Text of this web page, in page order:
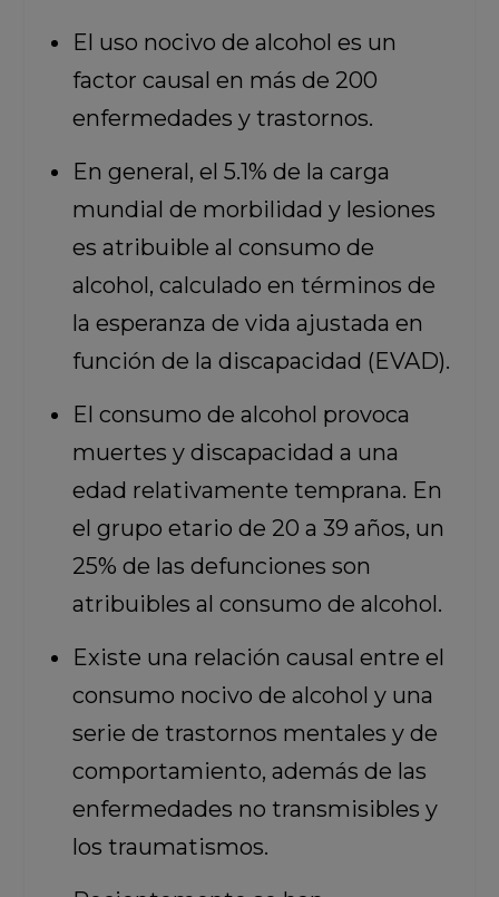
El uso nocivo de alcohol es un
factor causal en más de 200
enfermedades y trastornos.
En general, el 5.1% de la carga
mundial de morbilidad y lesiones
es atribuible al consumo de
alcohol, calculado en términos de
la esperanza de vida ajustada en
función de la discapacidad (EVAD).
El consumo de alcohol provoca
muertes y discapacidad a una
edad relativamente temprana. En
el grupo etario de 20 a 39 años, un
25% de las defunciones son
atribuibles al consumo de alcohol.
Existe una relación causal entre el
consumo nocivo de alcohol y una
serie de trastornos mentales y de
comportamiento, además de las
enfermedades no transmisibles y
los traumatismos.